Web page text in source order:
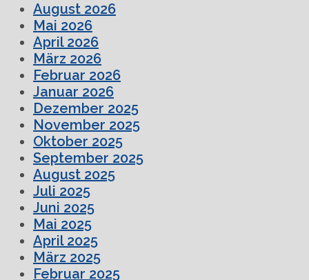
August 2026
Mai 2026
April 2026
März 2026
Februar 2026
Januar 2026
Dezember 2025
November 2025
Oktober 2025
September 2025
August 2025
Juli 2025
Juni 2025
Mai 2025
April 2025
März 2025
Februar 2025